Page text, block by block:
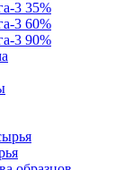
3 35%
3 60%
3 90%